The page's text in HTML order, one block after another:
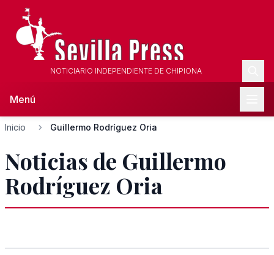
NOTICIARIO INDEPENDIENTE DE CHIPIONA
Menú
Inicio Guillermo Rodríguez Oria
Noticias de Guillermo
Rodríguez Oria